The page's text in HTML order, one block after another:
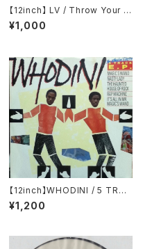
【12inch】 LV / Throw Your H
ands Up (Remixes)
¥1,000
【12inch】WHODINI / 5 TRAC
K EP
¥1,200